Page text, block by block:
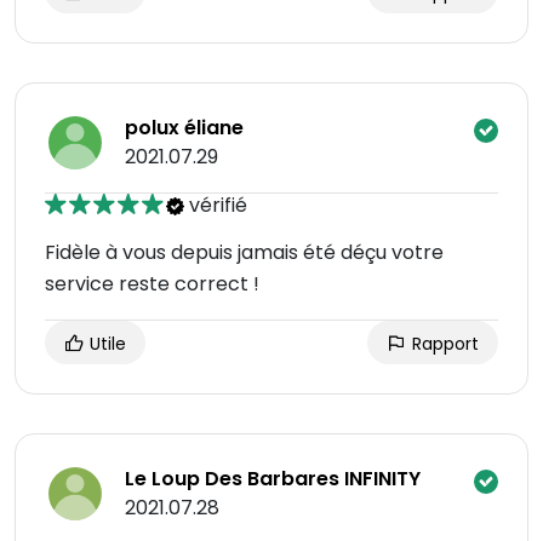
polux éliane
2021.07.29
vérifié
Fidèle à vous depuis jamais été déçu votre
service reste correct !
Utile Rapport
Le Loup Des Barbares INFINITY
2021.07.28